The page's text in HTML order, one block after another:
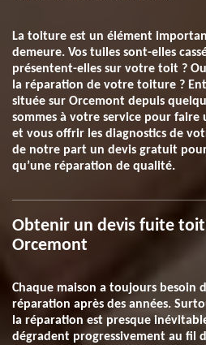
La toiture est un élément
demeure. Vos tuiles sont-elles
présentent-elles sur votre toit ?
la réparation de votre toiture ?
située sur Orcemont depuis
sommes à votre service pour
et vous offrir les diagnostics de
de notre part un devis gratuit
qu’une réparation de qualité.
Obtenir un devis fuite
Orcemont
Chaque maison a toujours besoin
réparation après des années.
la réparation est presque
dégradent progressivement au fil